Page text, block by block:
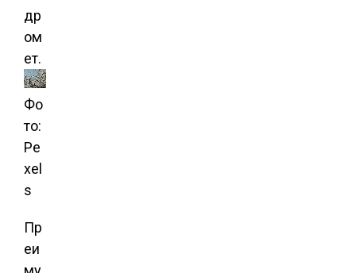
др
ом
ет.
Фо
то:
Pe
xel
s
Пр
еи